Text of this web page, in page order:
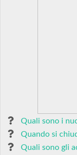
Quali sono i
Quando si
Quali sono gli